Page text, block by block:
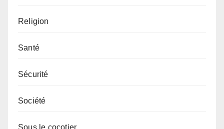
Religion
Santé
Sécurité
Société
Sous le cocotier